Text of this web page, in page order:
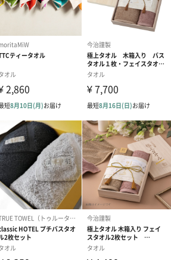
写真付きメッセージカ
ード（Thank you）ピ
【誕生日】
Birthday ホワ
刷なし）（
てお届けします。
ーム）
リボン付きバッグ（グレー）
XL（350円）